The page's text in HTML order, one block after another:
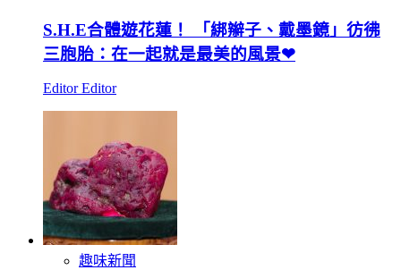
S.H.E合體遊花蓮！ 「綁辮子、戴墨鏡」彷彿
三胞胎：在一起就是最美的風景❤
Editor Editor
趣味新聞